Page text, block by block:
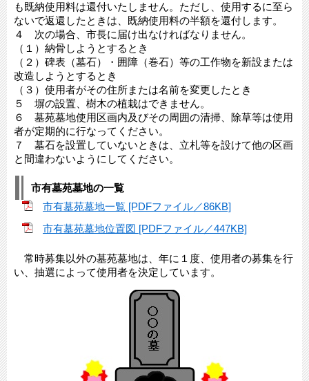
も既納使用料は還付いたしません。ただし、使用するに至ら
ないで返還したときは、既納使用料の半額を還付します。
４ 次の場合、市長に届け出なければなりません。
（１）納骨しようとするとき
（２）碑表（墓石）・囲障（巻石）等の工作物を新設または
改造しようとするとき
（３）使用者がその住所または名前を変更したとき
５ 塀の設置、樹木の植栽はできません。
６ 墓苑墓地使用区画内及びその周囲の清掃、除草等は使用
者が定期的に行なってください。
７ 墓石を設置していないときは、立札等を設けて他の区画
と間違わないようにしてください。
市有墓苑墓地の一覧
市有墓苑墓地一覧 [PDFファイル／86KB]
市有墓苑墓地位置図 [PDFファイル／447KB]
常時募集以外の墓苑墓地は、年に１度、使用者の募集を行
い、抽選によって使用者を決定しています。